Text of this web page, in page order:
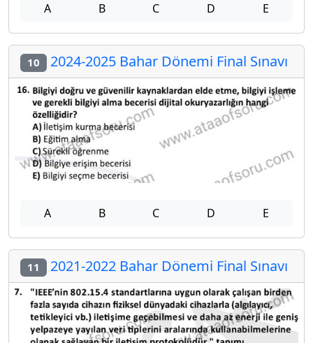
A B C D E
10 2024-2025 Bahar Dönemi Final Sınavı
A B C D E
11 2021-2022 Bahar Dönemi Final Sınavı